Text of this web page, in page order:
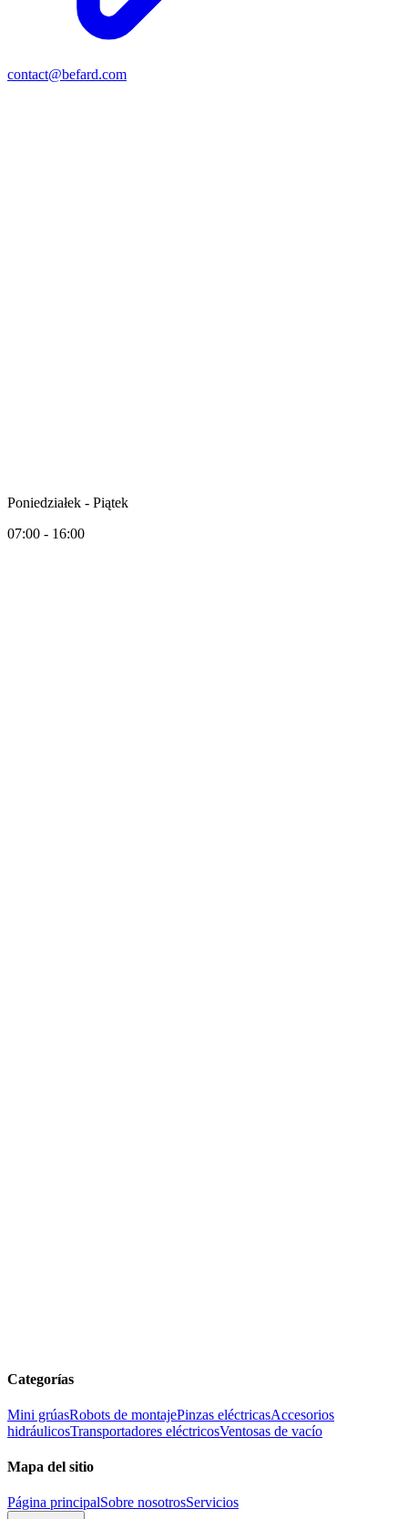
contact@befard.com
Poniedziałek - Piątek
07:00 - 16:00
Categorías
Mini grúasRobots de montajePinzas eléctricasAccesorios
hidráulicosTransportadores eléctricosVentosas de vacío
Mapa del sitio
Página principalSobre nosotrosServicios